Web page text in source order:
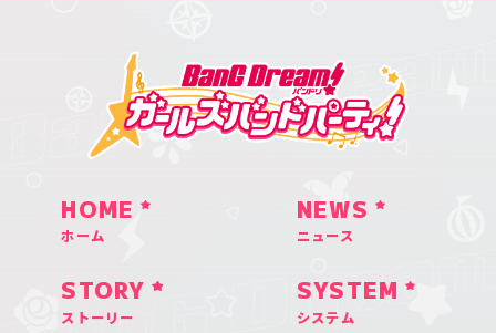
HOME
ホーム
NEWS
ニュース
STORY
ストーリー
SYSTEM
システム